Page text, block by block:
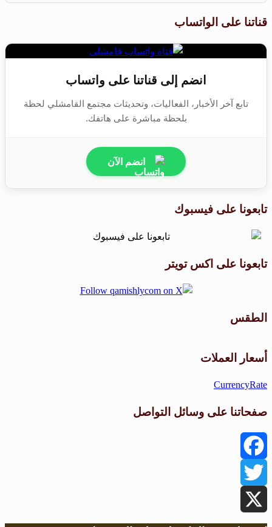
قناتنا على الواتساب
انضم إلى قناتنا على واتساب
تابع آخر الأخبار، الفعاليات، وتحديثات مجتمع القامشلي لحظة
بلحظة مباشرة على هاتفك.
انضم الآن
تابعونا على فيسبوك
تابعونا على اكس تويتر
الطقس
أسعار العملات
CurrencyRate
صفحاتنا على وسائل التواصل
Facebook
Twitter